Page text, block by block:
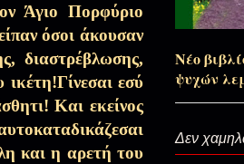
Αποσπάσματα Εκπομπών,
Σαρακοστή
Η Θεία Πίστη
Άγιο Πορφύριο
όσοι άκουσαν
διαστρέβλωσης,
ικέτη!Γίνεσαι εσύ
Και εκείνος
και η αρετή του
Νέο
ψυχών
Δεν